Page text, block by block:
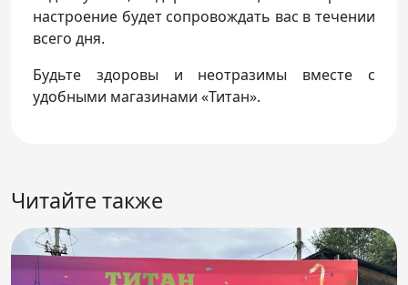
настроение будет сопровождать вас в течении
всего дня.
Будьте здоровы и неотразимы вместе с
удобными магазинами «Титан».
Читайте также